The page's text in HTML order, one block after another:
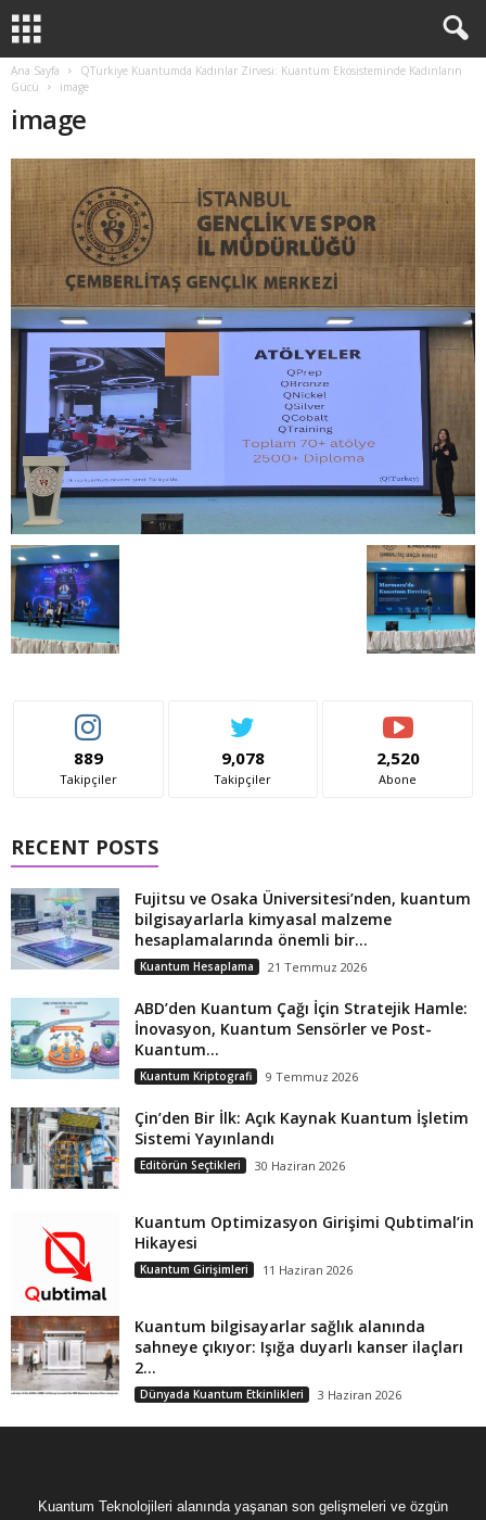
Ana Sayfa
QTürkiye Kuantumda Kadınlar Zirvesi: Kuantum Ekosisteminde Kadınların
Gücü
image
image
889
Takipçiler
9,078
Takipçiler
2,520
Abone
RECENT POSTS
Fujitsu ve Osaka Üniversitesi’nden, kuantum
bilgisayarlarla kimyasal malzeme
hesaplamalarında önemli bir...
Kuantum Hesaplama 21 Temmuz 2026
ABD’den Kuantum Çağı İçin Stratejik Hamle:
İnovasyon, Kuantum Sensörler ve Post-
Kuantum...
Kuantum Kriptografi 9 Temmuz 2026
Çin’den Bir İlk: Açık Kaynak Kuantum İşletim
Sistemi Yayınlandı
Editörün Seçtikleri 30 Haziran 2026
Kuantum Optimizasyon Girişimi Qubtimal’in
Hikayesi
Kuantum Girişimleri 11 Haziran 2026
Kuantum bilgisayarlar sağlık alanında
sahneye çıkıyor: Işığa duyarlı kanser ilaçları
2...
Dünyada Kuantum Etkinlikleri 3 Haziran 2026
Kuantum Teknolojileri alanında yaşanan son gelişmeleri ve özgün